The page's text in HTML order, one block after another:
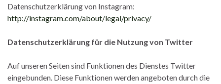
Datenschutzerklärung von Instagram:
http://instagram.com/about/legal/privacy/
Datenschutzerklärung für die Nutzung von Twitter
Auf unseren Seiten sind Funktionen des Dienstes Twitter
eingebunden. Diese Funktionen werden angeboten durch die